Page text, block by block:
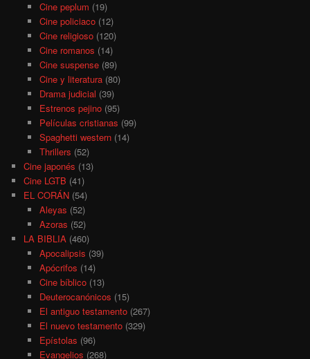
Cine peplum (19)
Cine policiaco(12)
Cine religioso(120)
Cine romanos (14)
Cine suspense(89)
Cine y literatura(80)
Drama judicial (39)
Estrenos pejino(95)
Películas cristianas (99)
Spaghetti western(14)
Thrillers (52)
Cine japonés (13)
Cine LGTB (41)
EL CORÁN (54)
Aleyas (52)
Azoras (52)
LA BIBLIA (460)
Apocalipsis (39)
Apócrifos (14)
Cine bíblico(13)
Deuterocanónicos (15)
El antiguo testamento(267)
El nuevo testamento(329)
Epístolas (96)
Evangelios (268)